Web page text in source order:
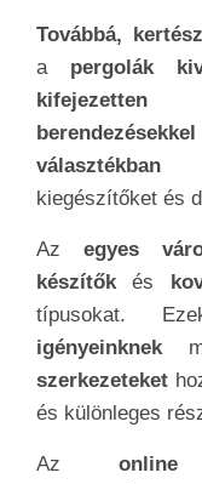
Továbbá,
apergolák
berendezésekkel
kiegészítőket és
Az egyes
készítőkés
típusokat.
igényeinknek
szerkezeteket
és különleges
Az online